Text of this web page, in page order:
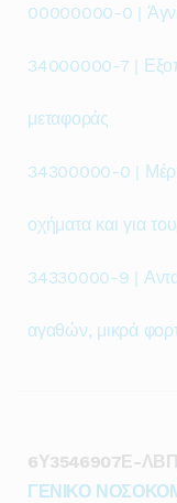
00000000-0 |
34000000-7 |
μεταφοράς
34300000-0 | Μέρη
οχήματα και για
34330000-9 |
αγαθών, μικρά
6Υ3546907Ε-ΛΒΠ
ΓΕΝΙΚΟ